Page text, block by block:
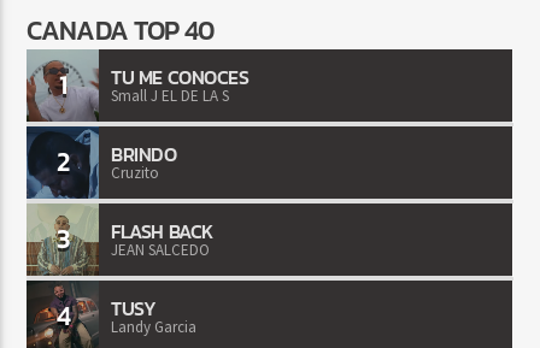
CANADA TOP 40
1 TU ME CONOCES
Small J EL DE LA S
2 BRINDO
Cruzito
3 FLASH BACK
JEAN SALCEDO
4 TUSY
Landy Garcia